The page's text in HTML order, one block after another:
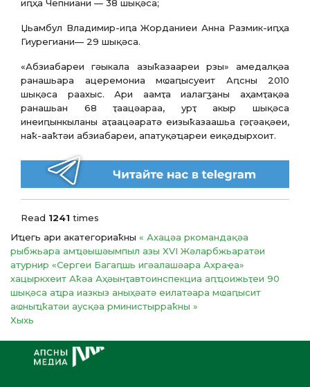
иԥҳа Чепниани — 38 шықәса;
Џьамбул Владимир-иԥа Жорданиеи Анна Размик-иԥҳа
Гиурегиани— 29 шықәса.
«Абзиабареи гәыкала азыҟазаареи рзы» амедалқәа
ранашьара ацеремониа мҩаԥысуеит Аԥсны 2010
шықәса раахыс. Ари аамҭа иалагӡаны аҳамҭақәа
ранашьан 68 ҭаацәараа, урҭ акыр шықәса
инеиԥынкыланы аҭаацәаратә еизыҟазаашьа ӷәӷәақәеи,
наҟ-ааҟтәи абзиабареи, апатуқәҵареи еиқәдырхоит.
Read 1241 times
Иҵегь ари акатегориаҟны « Ахацәа ркомандақәа
рыбжьара амҵәышәымпыл азы XVI Жәларбжьаратәи
атурнир «Сергеи Багаԥшь игәалашәара Ахраҿа»
хацыркхеит Аҟәа Аҳәынҭавтоинспекциа аԥҵоижьҭеи 90
шықәса аҵра иазкыз аныҳәатә еилатәара мҩаԥысит
аҩныҵҟатәи аусқәа рминистырраҟны »
Хыхь